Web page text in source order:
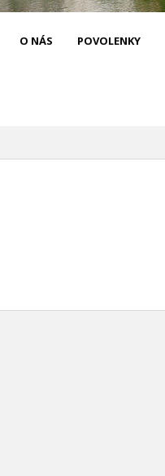
O NÁS POVOLENKY